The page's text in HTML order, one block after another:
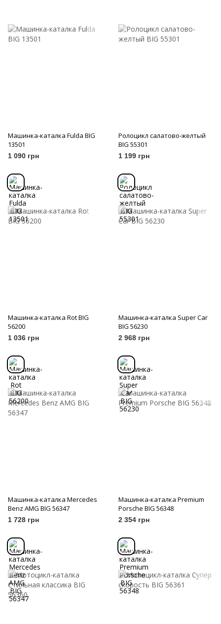
Машинка-каталка Fulda BIG
13501
1 090 грн
Ролоцикл салатово-желтый
BIG 55301
1 199 грн
Машинка-каталка Rot BIG
56200
1 036 грн
Машинка-каталка Super Car
BIG 56230
2 968 грн
Машинка-каталка Mercedes
Benz AMG BIG 56347
1 728 грн
Машинка-каталка Premium
Porsche BIG 56348
2 354 грн